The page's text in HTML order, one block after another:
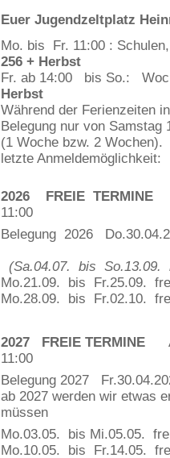
Euer Jugendzeltplatz
Mo. bis Fr. 11:00 :
256 + Herbst
Fr. ab 14:00 bis So.:
Herbst
Während der Ferienzeiten
Belegung nur von
(1 Woche bzw. 2 Wochen).
letzte Anmeldemöglichkeit:
2026 FREIE
11:00
Belegung 2026
(Sa.04.07. bis So.13.09.
Mo.21.09. bis Fr.25.09.
Mo.28.09. bis Fr.02.10.
2027 FREIE TERMINE
11:00
Belegung 2027
ab 2027 werden wir etwas
müssen
Mo.03.05. bis Mi.05.05.
Mo.10.05. bis Fr.14.05.